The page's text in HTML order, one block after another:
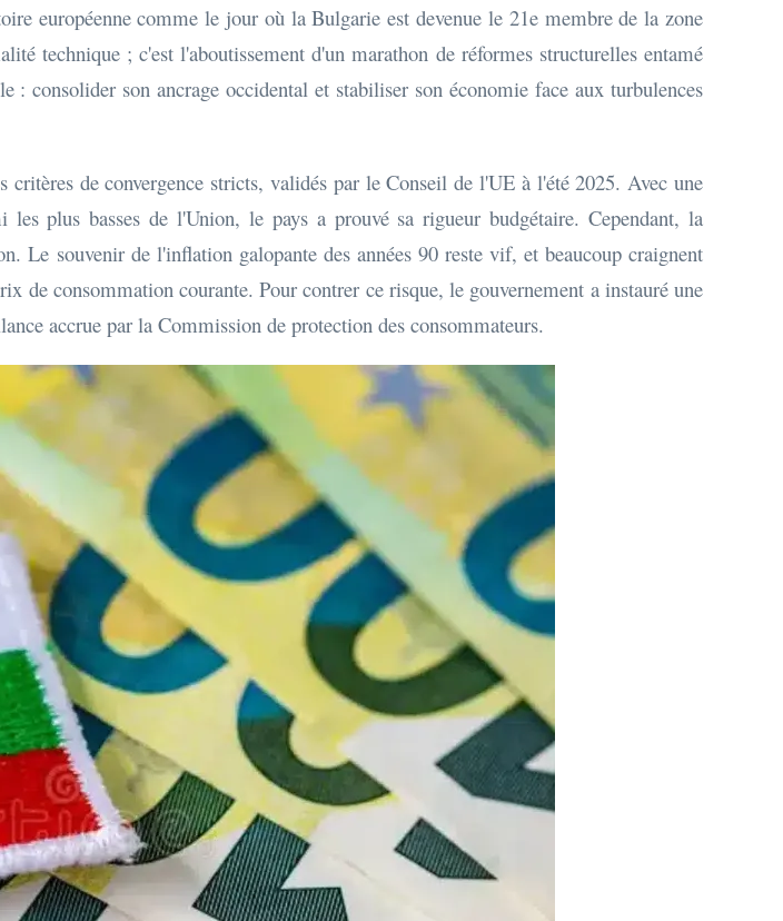
européenne comme le jour où la Bulgarie est devenue le 21e membre de la zone
technique ; c'est l'aboutissement d'un marathon de réformes structurelles entamé
consolider son ancrage occidental et stabiliser son économie face aux turbulences
de convergence stricts, validés par le Conseil de l'UE à l'été 2025. Avec une
plus basses de l'Union, le pays a prouvé sa rigueur budgétaire. Cependant, la
Le souvenir de l'inflation galopante des années 90 reste vif, et beaucoup craignent
de consommation courante. Pour contrer ce risque, le gouvernement a instauré une
accrue par la Commission de protection des consommateurs.